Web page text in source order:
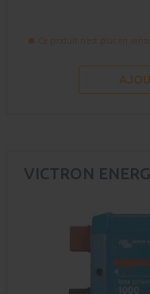
Ce produit n'est plus en vente
VICTRON